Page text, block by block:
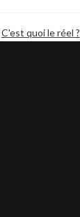
C'est quoi le réel ?